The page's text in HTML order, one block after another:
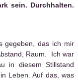
sein. Durchhalten.
gegeben, das ich mir
Raum. Ich war
in diesem Stillstand
Leben. Auf das, was